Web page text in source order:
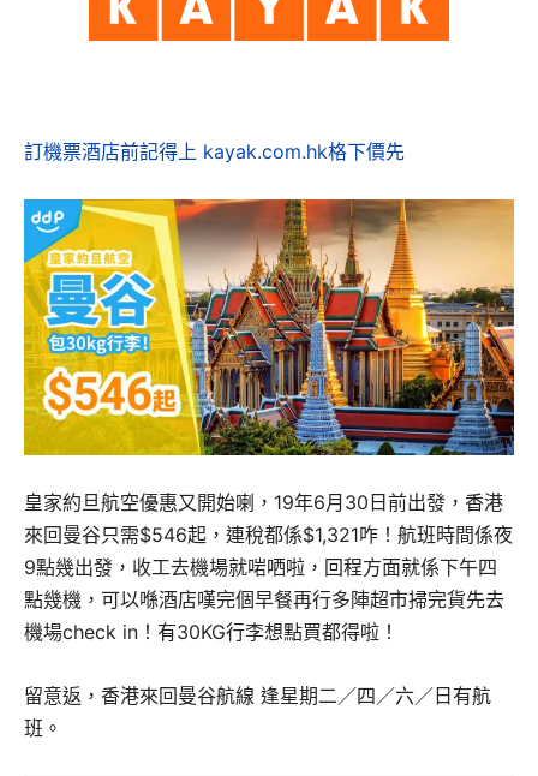
訂機票酒店前記得上 kayak.com.hk格下價先
皇家約旦航空優惠又開始喇，19年6月30日前出發，香港
來回曼谷只需$546起，連稅都係$1,321咋！航班時間係夜
9點幾出發，收工去機場就啱哂啦，回程方面就係下午四
點幾機，可以喺酒店嘆完個早餐再行多陣超市掃完貨先去
機場check in！有30KG行李想點買都得啦！
留意返，香港來回曼谷航線 逢星期二／四／六／日有航
班。